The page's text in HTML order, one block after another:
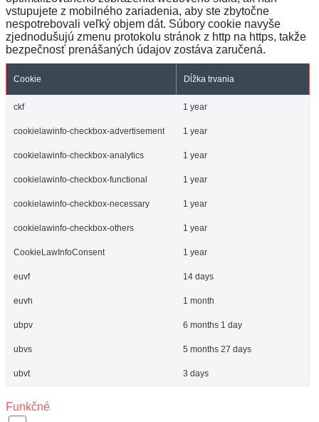
vstupujete z mobilného zariadenia, aby ste zbytočne
nespotrebovali veľký objem dát. Súbory cookie navyše
zjednodušujú zmenu protokolu stránok z http na https, takže
bezpečnosť prenášaných údajov zostáva zaručená.
Cookie Dĺžka trvania
ckf 1 year
cookielawinfo-checkbox-advertisement 1 year
cookielawinfo-checkbox-analytics 1 year
cookielawinfo-checkbox-functional 1 year
cookielawinfo-checkbox-necessary 1 year
cookielawinfo-checkbox-others 1 year
CookieLawInfoConsent 1 year
euvf 14 days
euvh 1 month
ubpv 6 months 1 day
ubvs 5 months 27 days
ubvt 3 days
Funkčné